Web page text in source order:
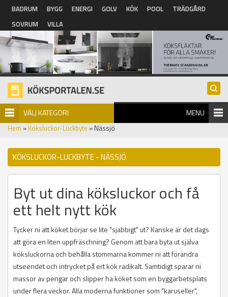
Hoppa till huvudinnehåll
BADRUM BYGG ENERGI GOLV KÖK POOL
TRÄDGÅRD
SOVRUM
VILLA
VÄLJ KATEGORI MENU
Hem » Köksluckor-Luckbyte » Nässjö
KÖKSLUCKOR-LUCKBYTE - NÄSSJÖ
Byt ut dina köksluckor och få
ett helt nytt kök
Tycker ni att köket börjar se lite "sjabbigt" ut? Kanske är det dags
att göra en liten uppfräschning? Genom att bara byta ut själva
köksluckorna och behålla stommarna kommer ni att förändra
utseendet och intrycket på ert kök radikalt. Samtidigt sparar ni
massor av pengar och slipper ha köket som en byggarbetsplats
under flera veckor. Alla moderna funktioner som "karuseller",